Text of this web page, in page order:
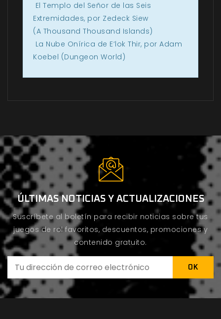
El Templo del Señor de las Seis
Extremidades, por Zedeck Siew
(A Thousand Thousand Islands)
La Nube Onírica de E’lok Thir, por Adam
Koebel (Dungeon World)
ÚLTIMAS NOTICIAS Y ACTUALIZACIONES
Suscríbete al boletín para recibir noticias sobre tus
juegos de rol favoritos, descuentos, promociones y
contenido gratuito.